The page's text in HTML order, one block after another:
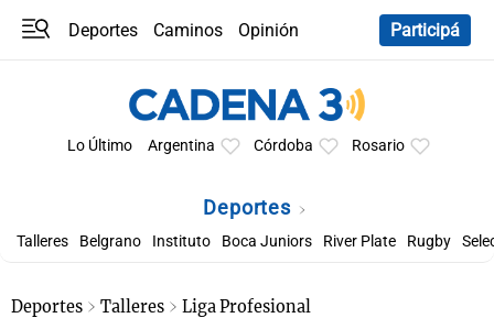
Deportes Caminos
Opinión
Participá
Lo Último Argentina Córdoba Rosario
Deportes
Talleres Belgrano Instituto Boca Juniors River Plate Rugby
Deportes Talleres Liga Profesional